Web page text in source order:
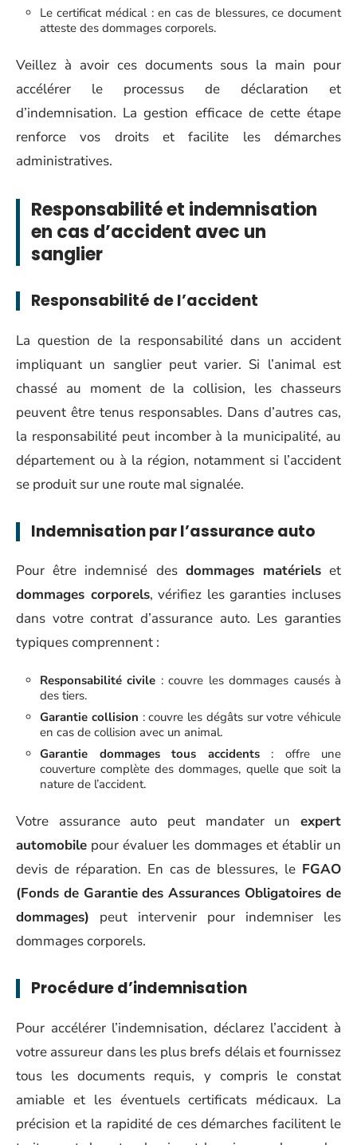
Le certificat médical : en cas de blessures, ce document
atteste des dommages corporels.
Veillez à avoir ces documents sous la main pour
accélérer le processus de déclaration et
d’indemnisation. La gestion efficace de cette étape
renforce vos droits et facilite les démarches
administratives.
Responsabilité et indemnisation
en cas d’accident avec un
sanglier
Responsabilité de l’accident
La question de la responsabilité dans un accident
impliquant un sanglier peut varier. Si l’animal est
chassé au moment de la collision, les chasseurs
peuvent être tenus responsables. Dans d’autres cas,
la responsabilité peut incomber à la municipalité, au
département ou à la région, notamment si l’accident
se produit sur une route mal signalée.
Indemnisation par l’assurance auto
Pour être indemnisé des dommages matérielset
dommages corporels, vérifiez les garanties incluses
dans votre contrat d’assurance auto. Les garanties
typiques comprennent :
Responsabilité civile : couvre les dommages causés à
des tiers.
Garantie collision : couvre les dégâts sur votre véhicule
en cas de collision avec un animal.
Garantie dommages tous accidents: offre une
couverture complète des dommages, quelle que soit la
nature de l’accident.
Votre assurance auto peut mandater un expert
automobile pour évaluer les dommages et établir un
devis de réparation. En cas de blessures, le FGAO
(Fonds de Garantie des Assurances Obligatoires de
dommages) peut intervenir pour indemniser les
dommages corporels.
Procédure d’indemnisation
Pour accélérer l’indemnisation, déclarez l’accident à
votre assureur dans les plus brefs délais et fournissez
tous les documents requis, y compris le constat
amiable et les éventuels certificats médicaux. La
précision et la rapidité de ces démarches facilitent le